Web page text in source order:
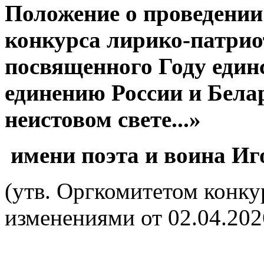
Положение о
конкурса лирико-
посвященного Году
единению России и
неистовом свете...»
имени поэта и воина
(утв. Оргкомитетом
изменениями от